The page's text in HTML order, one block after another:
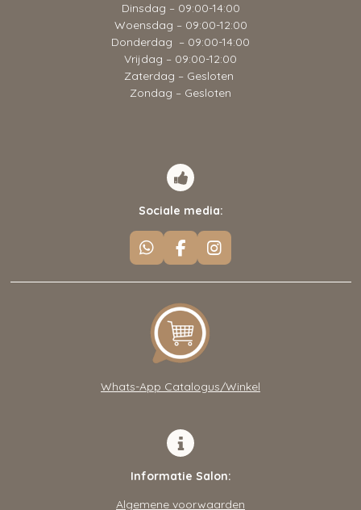
Dinsdag – 09:00-14:00
Woensdag – 09:00-12:00
Donderdag – 09:00-14:00
Vrijdag – 09:00-12:00
Zaterdag – Gesloten
Zondag – Gesloten
Sociale media:
W
h
a
A
p
p
F
a
c
e
b
o
o
k
I
n
s
Whats-App Catalogus/Winkel
Informatie Salon:
Algemene voorwaarden